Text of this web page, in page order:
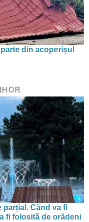
din acoperișul
parțial. Când va fi
fi folosită de orădeni